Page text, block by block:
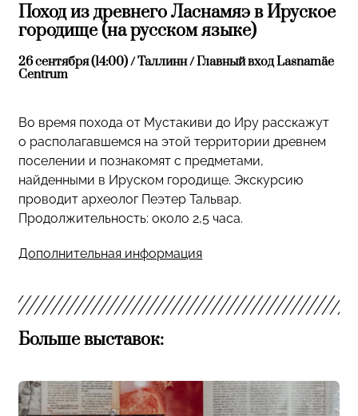
Поход из древнего Ласнамяэ в Ируское
городище (на русском языке)
26 сентября (14:00) / Таллинн / Главный вход Lasnamäe
Centrum
Во время похода от Мустакиви до Иру расскажут
о располагавшемся на этой территории древнем
поселении и познакомят с предметами,
найденными в Ируском городище. Экскурсию
проводит археолог Пеэтер Тальвар.
Продолжительность: около 2,5 часа.
Дополнительная информация
Больше выставок: